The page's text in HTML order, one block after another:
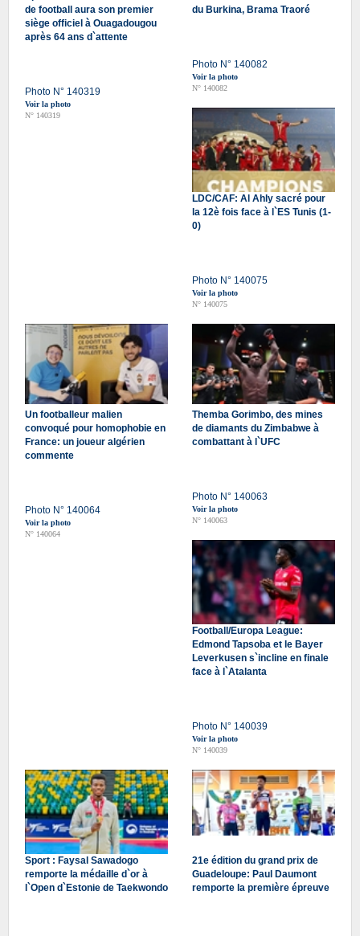
de football aura son premier
siège officiel à Ouagadougou
après 64 ans d`attente
Photo N° 140319
Voir la photo
N° 140319
du Burkina, Brama Traoré
Photo N° 140082
Voir la photo
N° 140082
LDC/CAF: Al Ahly sacré pour
la 12è fois face à l`ES Tunis (1-
0)
Photo N° 140075
Voir la photo
N° 140075
Un footballeur malien
convoqué pour homophobie en
France: un joueur algérien
commente
Photo N° 140064
Voir la photo
N° 140064
Themba Gorimbo, des mines
de diamants du Zimbabwe à
combattant à l`UFC
Photo N° 140063
Voir la photo
N° 140063
Football/Europa League:
Edmond Tapsoba et le Bayer
Leverkusen s`incline en finale
face à l`Atalanta
Photo N° 140039
Voir la photo
N° 140039
Sport : Faysal Sawadogo
remporte la médaille d`or à
l`Open d`Estonie de Taekwondo
21e édition du grand prix de
Guadeloupe: Paul Daumont
remporte la première épreuve